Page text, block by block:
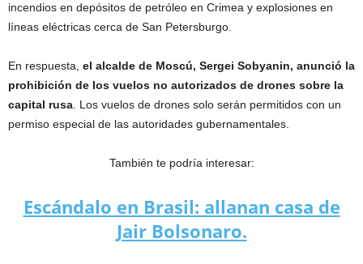
incendios en depósitos de petróleo en Crimea y explosiones en
líneas eléctricas cerca de San Petersburgo.
En respuesta, el alcalde de Moscú, Sergei Sobyanin, anunció la
prohibición de los vuelos no autorizados de drones sobre la
capital rusa. Los vuelos de drones solo serán permitidos con un
permiso especial de las autoridades gubernamentales.
También te podría interesar:
Escándalo en Brasil: allanan casa de
Jair Bolsonaro.